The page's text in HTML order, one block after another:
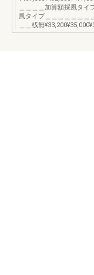
＿＿＿＿加算額採風タ
風タイプ＿＿＿＿＿＿＿
＿＿桟無